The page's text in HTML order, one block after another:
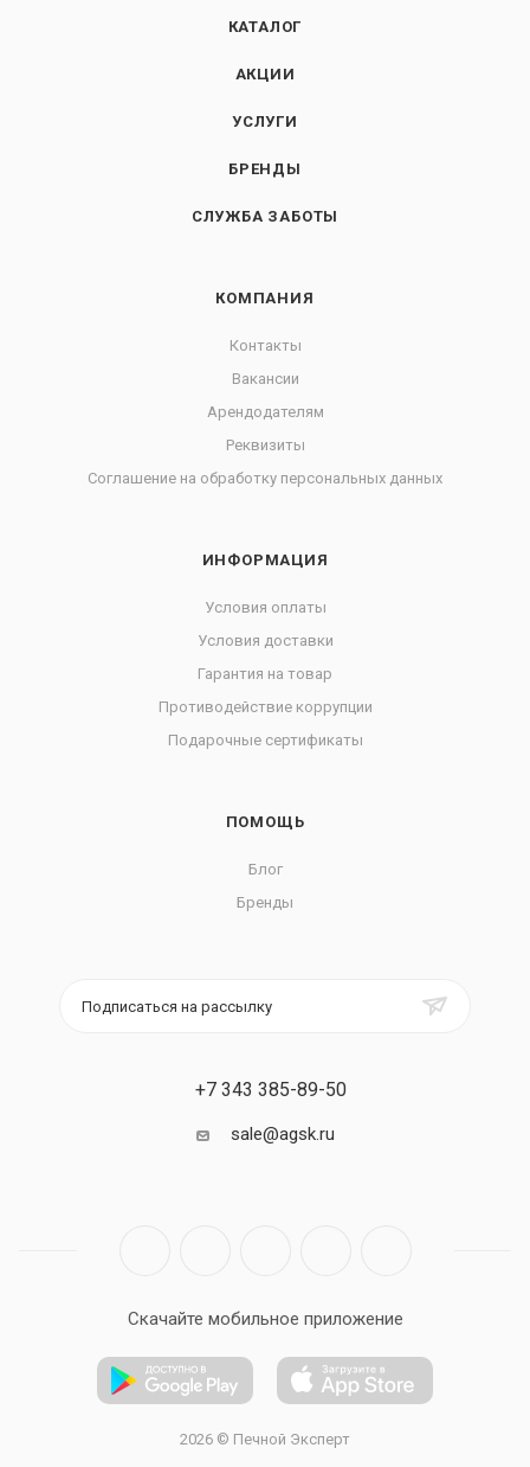
КАТАЛОГ
АКЦИИ
УСЛУГИ
БРЕНДЫ
СЛУЖБА ЗАБОТЫ
КОМПАНИЯ
Контакты
Вакансии
Арендодателям
Реквизиты
Соглашение на обработку персональных данных
ИНФОРМАЦИЯ
Условия оплаты
Условия доставки
Гарантия на товар
Противодействие коррупции
Подарочные сертификаты
ПОМОЩЬ
Блог
Бренды
Подписаться на рассылку
+7 343 385-89-50
sale@agsk.ru
Скачайте мобильное приложение
2026 © Печной Эксперт